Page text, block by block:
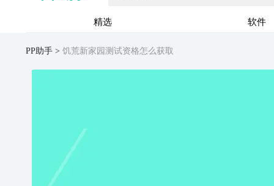
精选 软件
PP助手 饥荒新家园测试资格怎么获取